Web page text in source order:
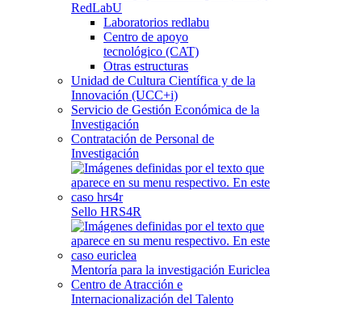
RedLabU
Laboratorios redlabu
Centro de apoyo
tecnológico (CAT)
Otras estructuras
Unidad de Cultura Científica y de la
Innovación (UCC+i)
Servicio de Gestión Económica de la
Investigación
Contratación de Personal de
Investigación
Sello HRS4R
Mentoría para la investigación Euriclea
Centro de Atracción e
Internacionalización del Talento